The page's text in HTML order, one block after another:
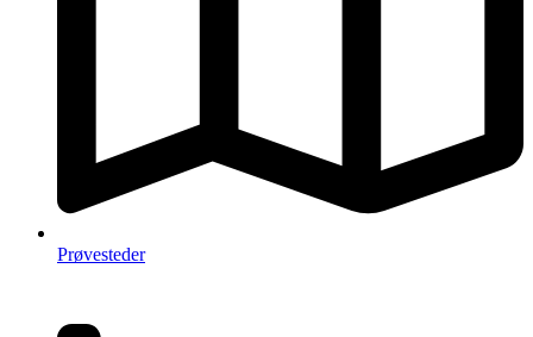
Prøvesteder